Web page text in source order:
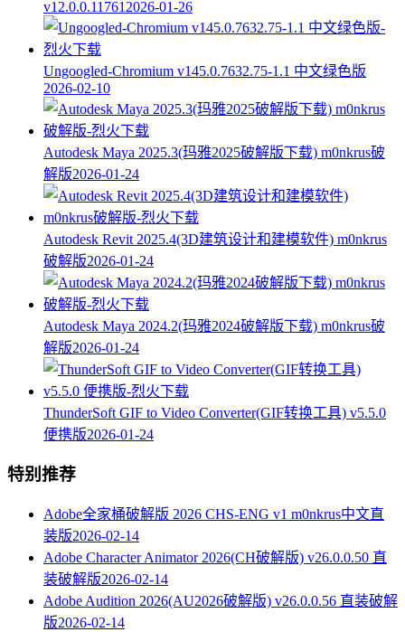
v12.0.0.11761 2026-01-26
Ungoogled-Chromium v145.0.7632.75-1.1 中文绿色版
2026-02-10
Autodesk Maya 2025.3(玛雅2025破解版下载) m0nkrus破
解版2026-01-24
Autodesk Revit 2025.4(3D建筑设计和建模软件) m0nkrus
破解版2026-01-24
Autodesk Maya 2024.2(玛雅2024破解版下载) m0nkrus破
解版2026-01-24
ThunderSoft GIF to Video Converter(GIF转换工具) v5.5.0
便携版2026-01-24
特别推荐
Adobe全家桶破解版 2026 CHS-ENG v1 m0nkrus中文直
装版2026-02-14
Adobe Character Animator 2026(CH破解版) v26.0.0.50 直
装破解版2026-02-14
Adobe Audition 2026(AU2026破解版) v26.0.0.56 直装破解
版2026-02-14